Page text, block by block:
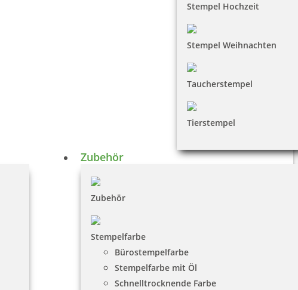
Stempel Hochzeit
Stempel Weihnachten
Taucherstempel
Tierstempel
Zubehör
Zubehör
Stempelfarbe
Bürostempelfarbe
Stempelfarbe mit Öl
Schnelltrocknende Farbe